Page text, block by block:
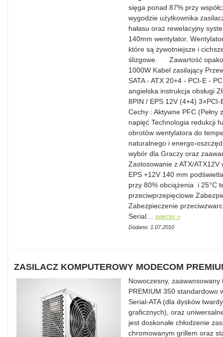
sięga ponad 87% przy
wygodzie użytkownika
hałasu oraz rewelacyjny
140mm wentylator.
które są żywotniejsze i
ślizgowe. Zawartość
1000W Kabel zasilający
SATA - ATX 20+4 - PCI-E -
angielska instrukcja obsługi
8PIN / EPS 12V (4+4)
Cechy : Aktywne PFC
napięć Technologia redukcji
obrotów wentylatora do
naturalnego i energo-
wybór dla Graczy oraz
Zastosowanie z ATX/
EPS +12V 140 mm
przy 80% obciążenia i 25°C
przeciwprzepięciowe
Zabezpieczenie
Serial… więcej »
Dodano: 1.07.2010
ZASILACZ KOMPUTEROWY MODECOM
Nowoczesny,
PREMIUM 350 standardowo
Serial-ATA (dla dysków
graficznych), oraz
jest doskonałe chłodzenie
chromowanym grillem oraz